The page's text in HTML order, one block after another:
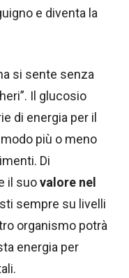
e diventa la
si sente senza
Il glucosio
di energia per il
più o meno
Di
il suovalore nel
sempre su livelli
organismo potrà
energia per